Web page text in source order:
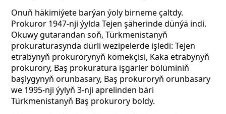
Onuň häkimiýete barýan ýoly birneme çaltdy.
Prokuror 1947-nji ýylda Tejen şäherinde dünýä indi.
Okuwy gutarandan soň, Türkmenistanyň
prokuraturasynda dürli wezipelerde işledi: Tejen
etrabynyň prokurorynyň kömekçisi, Kaka etrabynyň
prokurory, Baş prokuratura işgärler bölüminiň
başlygynyň orunbasary, Baş prokuroryň orunbasary
we 1995-nji ýylyň 3-nji aprelinden bäri
Türkmenistanyň Baş prokurory boldy.